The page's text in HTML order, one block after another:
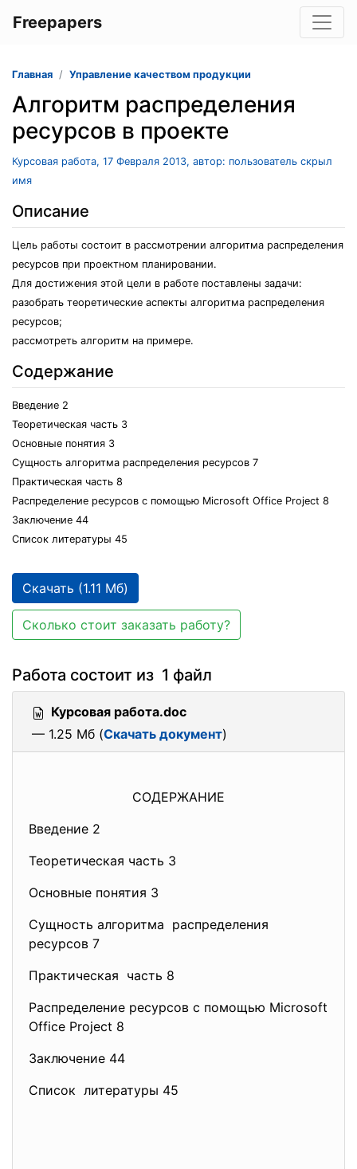
Freepapers
Главная Управление качеством продукции
Алгоритм распределения
ресурсов в проекте
Курсовая работа, 17 Февраля 2013, автор: пользователь скрыл
имя
Описание
Цель работы состоит в рассмотрении алгоритма распределения
ресурсов при проектном планировании.
Для достижения этой цели в работе поставлены задачи:
разобрать теоретические аспекты алгоритма распределения
ресурсов;
рассмотреть алгоритм на примере.
Содержание
Введение 2
Теоретическая часть 3
Основные понятия 3
Сущность алгоритма распределения ресурсов 7
Практическая часть 8
Распределение ресурсов с помощью Microsoft Office Project 8
Заключение 44
Список литературы 45
Скачать (1.11 Мб)
Сколько стоит заказать работу?
Работа состоит из 1 файл
Курсовая работа.doc
— 1.25 Мб (Скачать документ)
СОДЕРЖАНИЕ
Введение 2
Теоретическая часть 3
Основные понятия 3
Сущность алгоритма распределения
ресурсов 7
Практическая часть 8
Распределение ресурсов с помощью Microsoft
Office Project 8
Заключение 44
Список литературы 45